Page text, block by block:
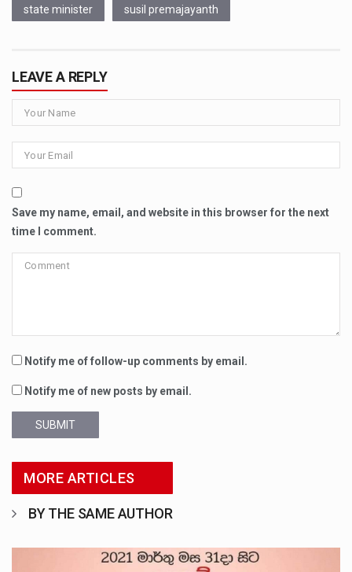
state minister susil premajayanth
LEAVE A REPLY
Save my name, email, and website in this browser for the next
time I comment.
Notify me of follow-up comments by email.
Notify me of new posts by email.
SUBMIT
MORE ARTICLES
BY THE SAME AUTHOR